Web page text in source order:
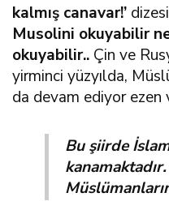
kalmış canavar!’
Musolini okuyabilir
okuyabilir.. Çin ve
yirminci yüzyılda,
da devam ediyor
Bu şiirde